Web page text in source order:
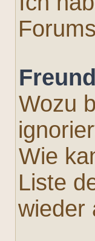
Wozu
Wie
Liste
wieder